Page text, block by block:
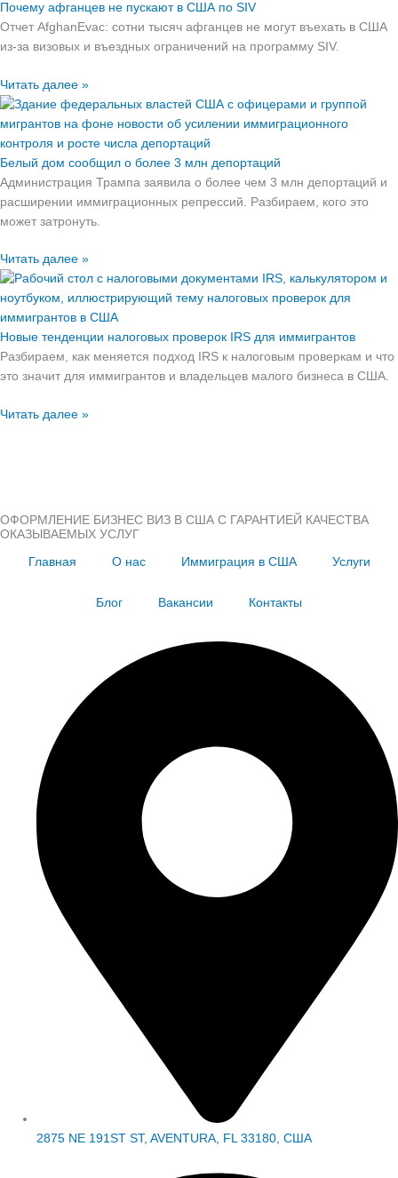
Почему афганцев не пускают в США по SIV
Отчет AfghanEvac: сотни тысяч афганцев не могут въехать в США
из-за визовых и въездных ограничений на программу SIV.
Читать далее »
Белый дом сообщил о более 3 млн депортаций
Администрация Трампа заявила о более чем 3 млн депортаций и
расширении иммиграционных репрессий. Разбираем, кого это
может затронуть.
Читать далее »
Новые тенденции налоговых проверок IRS для иммигрантов
Разбираем, как меняется подход IRS к налоговым проверкам и что
это значит для иммигрантов и владельцев малого бизнеса в США.
Читать далее »
ОФОРМЛЕНИЕ БИЗНЕС ВИЗ В США С ГАРАНТИЕЙ КАЧЕСТВА
ОКАЗЫВАЕМЫХ УСЛУГ
Главная О нас Иммиграция в США Услуги
Блог Вакансии Контакты
2875 NE 191ST ST, AVENTURA, FL 33180, США